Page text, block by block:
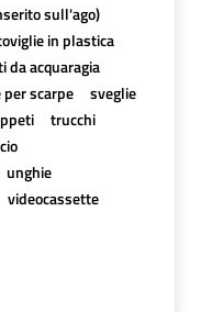
sull'ago)
in plastica
da acquaragia
scarpe
sveglie
trucchi
unghie
videocassette